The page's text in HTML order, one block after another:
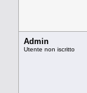
Admin
Utente non iscritto